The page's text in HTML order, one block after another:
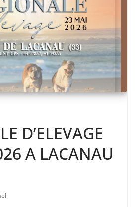
D’ELEVAGE
A LACANAU